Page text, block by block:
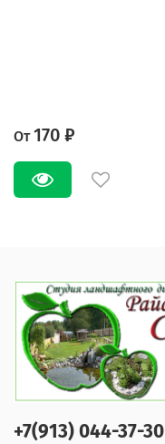
От 170 ₽
+7(913) 044-37-30